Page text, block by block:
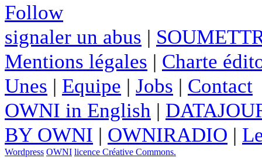
Follow
signaler un abus |
Mentions légales | Charte
Unes | Equipe | Jobs | Contact
OWNI in English |
BY OWNI | OWNIRADIO |
Wordpress OWNI licence Créative Commons.